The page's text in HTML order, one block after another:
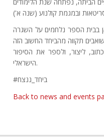
בבית הספר נלחמים על השגרה
ליצור, ולספר את הסיפור
הישראלי.
#ביחד_ננצח
Back to news and events